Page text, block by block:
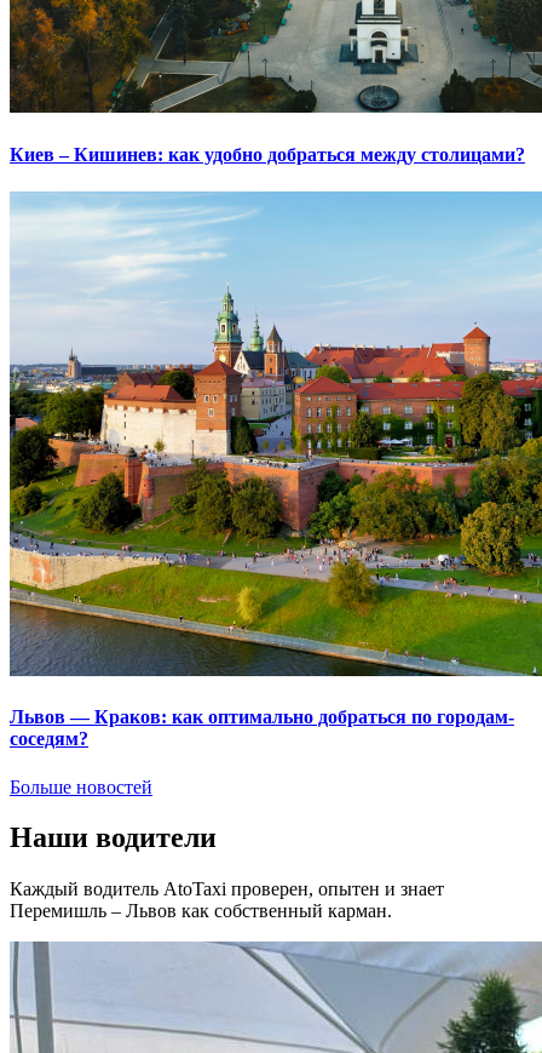
Киев – Кишинев: как удобно добраться между столицами?
Львов — Краков: как оптимально добраться по городам-
соседям?
Больше новостей
Наши водители
Каждый водитель AtoTaxi проверен, опытен и знает
Перемишль – Львов как собственный карман.